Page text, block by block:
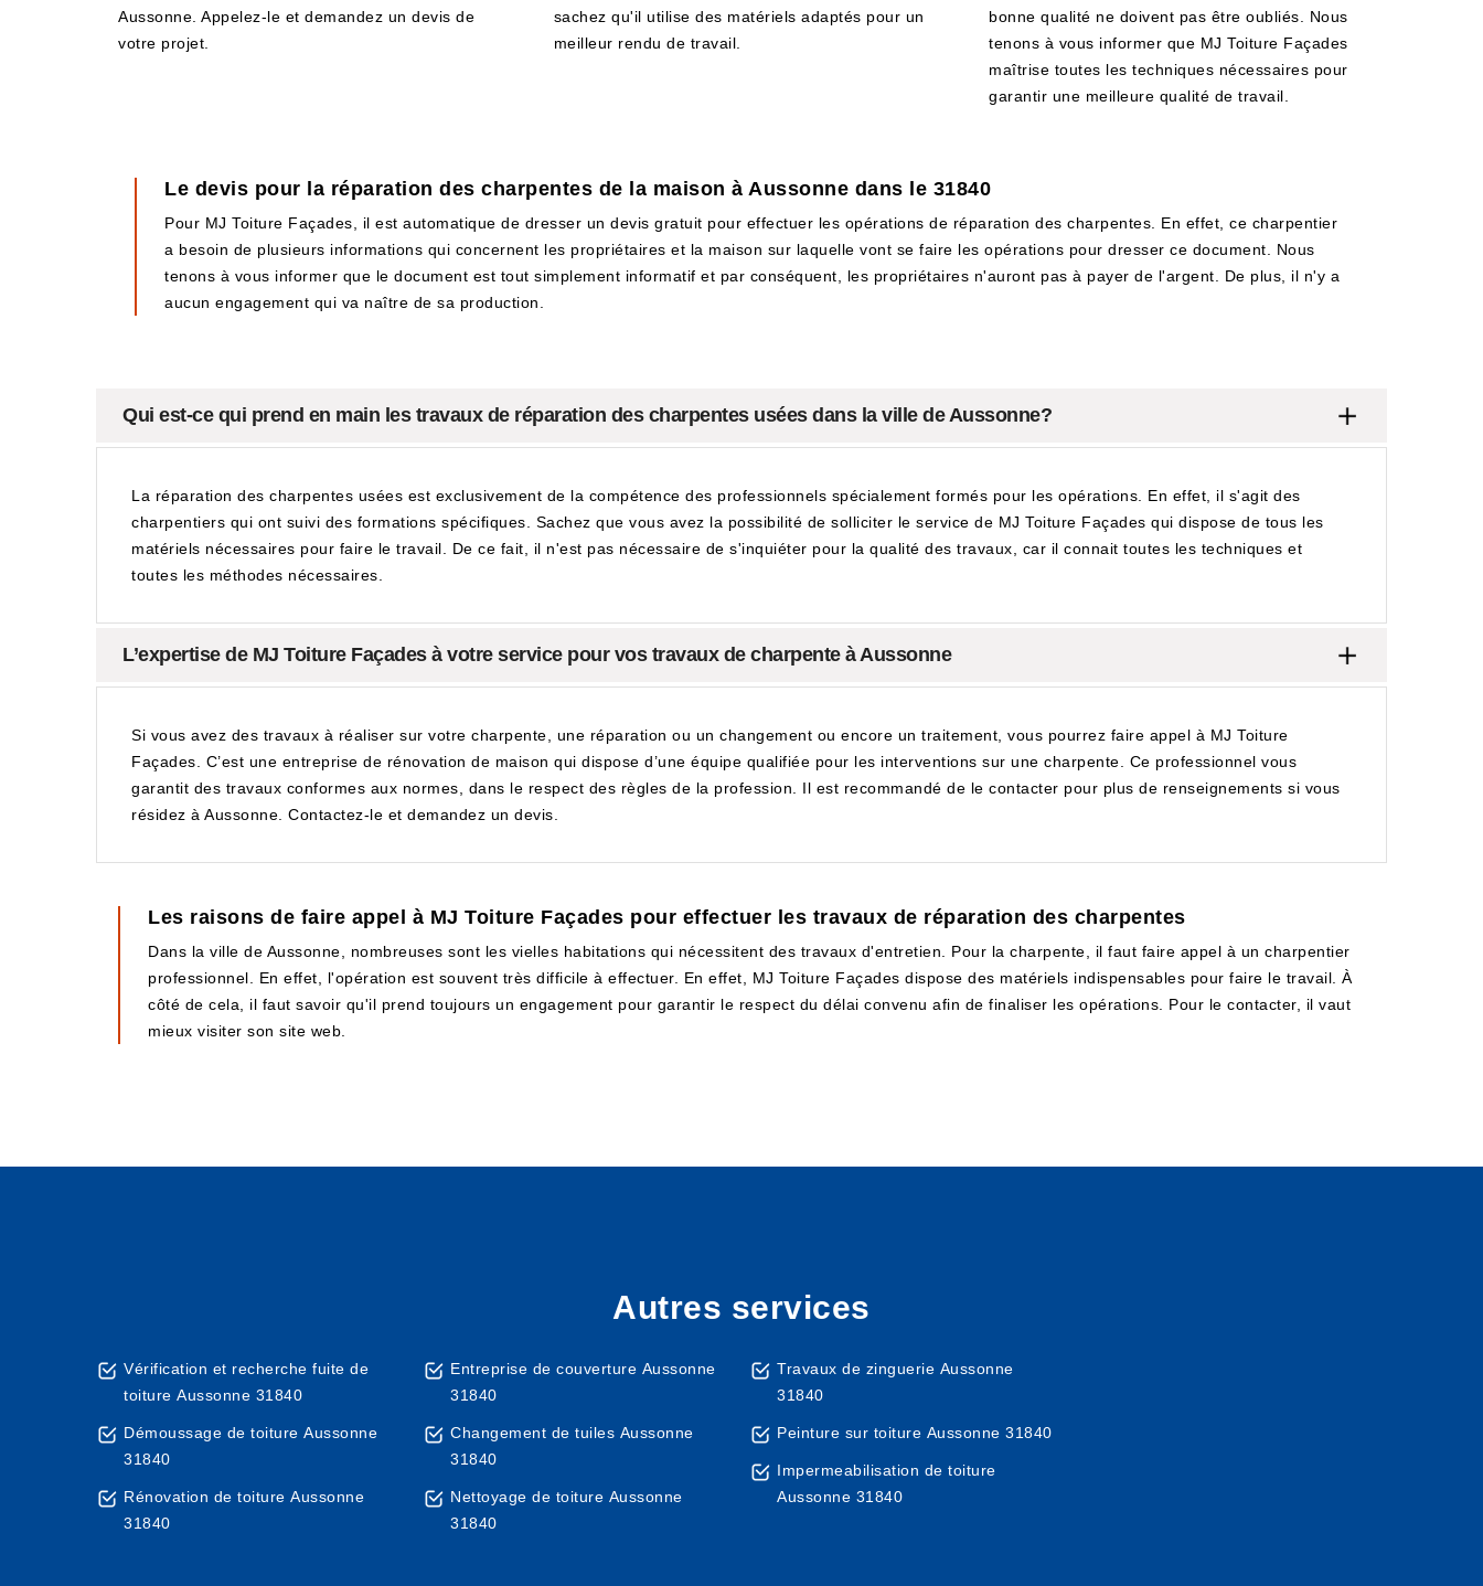
Aussonne. Appelez-le et demandez un devis de
votre projet.
sachez qu'il utilise des matériels adaptés pour un
meilleur rendu de travail.
bonne qualité ne doivent pas être oubliés. Nous
tenons à vous informer que MJ Toiture Façades
maîtrise toutes les techniques nécessaires pour
garantir une meilleure qualité de travail.
Le devis pour la réparation des charpentes de la maison à Aussonne dans le 31840
Pour MJ Toiture Façades, il est automatique de dresser un devis gratuit pour effectuer les opérations de réparation des charpentes. En effet, ce charpentier
a besoin de plusieurs informations qui concernent les propriétaires et la maison sur laquelle vont se faire les opérations pour dresser ce document. Nous
tenons à vous informer que le document est tout simplement informatif et par conséquent, les propriétaires n'auront pas à payer de l'argent. De plus, il n'y a
aucun engagement qui va naître de sa production.
Qui est-ce qui prend en main les travaux de réparation des charpentes usées dans la ville de Aussonne?
La réparation des charpentes usées est exclusivement de la compétence des professionnels spécialement formés pour les opérations. En effet, il s'agit des
charpentiers qui ont suivi des formations spécifiques. Sachez que vous avez la possibilité de solliciter le service de MJ Toiture Façades qui dispose de tous les
matériels nécessaires pour faire le travail. De ce fait, il n'est pas nécessaire de s'inquiéter pour la qualité des travaux, car il connait toutes les techniques et
toutes les méthodes nécessaires.
L’expertise de MJ Toiture Façades à votre service pour vos travaux de charpente à Aussonne
Si vous avez des travaux à réaliser sur votre charpente, une réparation ou un changement ou encore un traitement, vous pourrez faire appel à MJ Toiture
Façades. C’est une entreprise de rénovation de maison qui dispose d’une équipe qualifiée pour les interventions sur une charpente. Ce professionnel vous
garantit des travaux conformes aux normes, dans le respect des règles de la profession. Il est recommandé de le contacter pour plus de renseignements si vous
résidez à Aussonne. Contactez-le et demandez un devis.
Les raisons de faire appel à MJ Toiture Façades pour effectuer les travaux de réparation des charpentes
Dans la ville de Aussonne, nombreuses sont les vielles habitations qui nécessitent des travaux d'entretien. Pour la charpente, il faut faire appel à un charpentier
professionnel. En effet, l'opération est souvent très difficile à effectuer. En effet, MJ Toiture Façades dispose des matériels indispensables pour faire le travail. À
côté de cela, il faut savoir qu'il prend toujours un engagement pour garantir le respect du délai convenu afin de finaliser les opérations. Pour le contacter, il vaut
mieux visiter son site web.
Autres services
Vérification et recherche fuite de
toiture Aussonne 31840
Démoussage de toiture Aussonne
31840
Rénovation de toiture Aussonne
31840
Entreprise de couverture Aussonne
31840
Changement de tuiles Aussonne
31840
Nettoyage de toiture Aussonne
31840
Travaux de zinguerie Aussonne
31840
Peinture sur toiture Aussonne 31840
Impermeabilisation de toiture
Aussonne 31840